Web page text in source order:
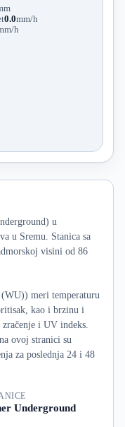
0.0mm/h
h
u
u Sremu. Stanica sa
visini od 86
meri temperaturu
kao i brzinu i
i UV indeks.
ovoj stranici su
za poslednja 24 i 48
Underground